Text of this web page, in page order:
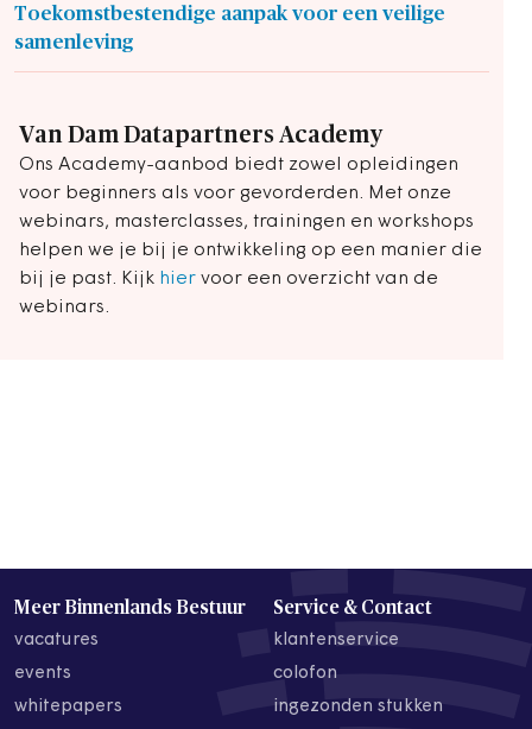
Toekomstbestendige aanpak voor een veilige
samenleving
Van Dam Datapartners Academy
Ons Academy-aanbod biedt zowel opleidingen
voor beginners als voor gevorderden. Met onze
webinars, masterclasses, trainingen en workshops
helpen we je bij je ontwikkeling op een manier die
bij je past. Kijk hier voor een overzicht van de
webinars.
Meer Binnenlands Bestuur
vacatures
events
whitepapers
Service & Contact
klantenservice
colofon
ingezonden stukken